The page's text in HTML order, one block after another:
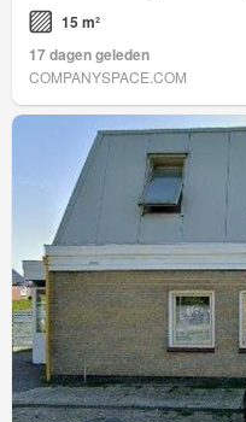
15 m²
17 dagen geleden
COMPANYSPACE.COM